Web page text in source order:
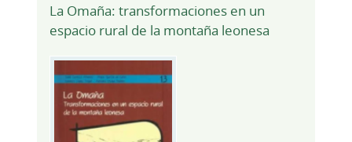
La Omaña: transformaciones en un
espacio rural de la montaña leonesa